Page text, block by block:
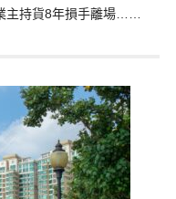
主持貨8年損手離場……